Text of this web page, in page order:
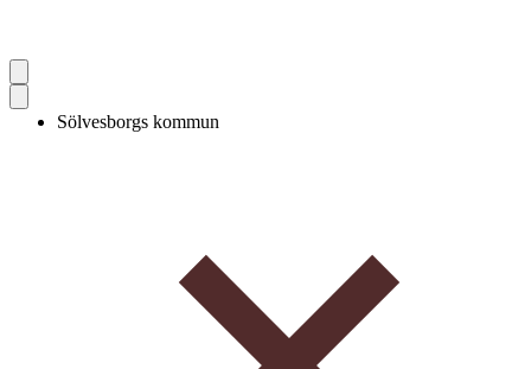
Sölvesborgs kommun